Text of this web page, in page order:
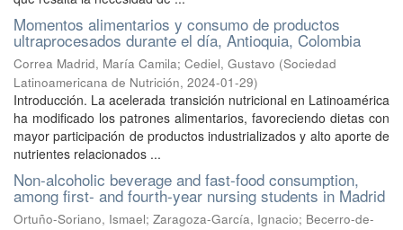
Momentos alimentarios y consumo de productos
ultraprocesados durante el día, Antioquia, Colombia
Correa Madrid, María Camila; Cediel, Gustavo (Sociedad
Latinoamericana de Nutrición, 2024-01-29)
Introducción. La acelerada transición nutricional en Latinoamérica
ha modificado los patrones alimentarios, favoreciendo dietas con
mayor participación de productos industrializados y alto aporte de
nutrientes relacionados ...
Non-alcoholic beverage and fast-food consumption,
among first- and fourth-year nursing students in Madrid
Ortuño-Soriano, Ismael; Zaragoza-García, Ignacio; Becerro-de-